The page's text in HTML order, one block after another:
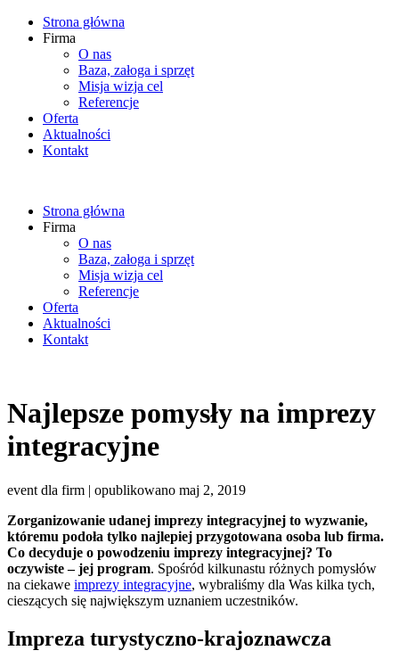
Strona główna
Firma
O nas
Baza, załoga i sprzęt
Misja wizja cel
Referencje
Oferta
Aktualności
Kontakt
Strona główna
Firma
O nas
Baza, załoga i sprzęt
Misja wizja cel
Referencje
Oferta
Aktualności
Kontakt
Najlepsze pomysły na imprezy
integracyjne
event dla firm | opublikowano maj 2, 2019
Zorganizowanie udanej imprezy integracyjnej to wyzwanie,
któremu podoła tylko najlepiej przygotowana osoba lub firma.
Co decyduje o powodzeniu imprezy integracyjnej? To
oczywiste – jej program. Spośród kilkunastu różnych pomysłów
na ciekawe imprezy integracyjne, wybraliśmy dla Was kilka tych,
cieszących się największym uznaniem uczestników.
Impreza turystyczno-krajoznawcza